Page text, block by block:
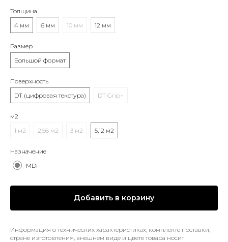
Толщина
4 мм
6 мм 10 мм 12 мм
Размер
Большой формат
Поверхность
DT (цифровая текстура)
DT Grip+
м2
1 м2
2,56 м2 3 м2 5,12 м2
Назначение
MDi
Добавить в корзину
Информация о технических характеристиках, комплекте поставки,
стране изготовления, внешнем виде и цвете товара носит